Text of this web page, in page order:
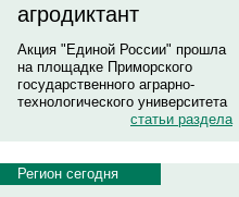
агродиктант
Акция "Единой России" прошла
на площадке Приморского
государственного аграрно-
технологического университета
статьи раздела
Регион сегодня